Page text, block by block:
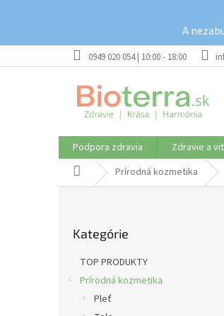
A
0949 020 054 | 10:00 - 18:00
Podpora zdravia Zdravie a
DomovPrírodná kozmetika
kategórie
Kategórie
TOP PRODUKTY
Prírodná kozmetika
Pleť